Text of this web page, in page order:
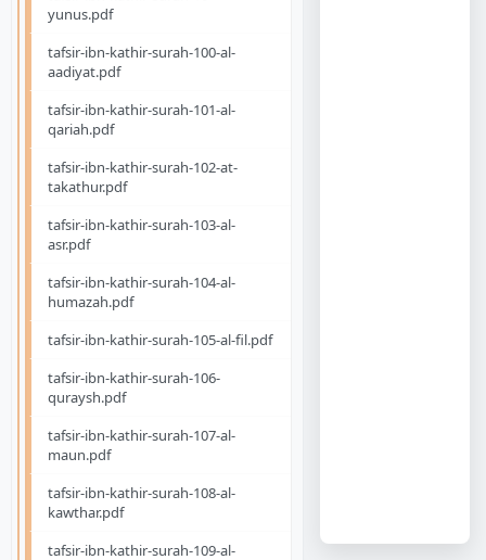
yunus.pdf
tafsir-ibn-kathir-surah-100-al-
aadiyat.pdf
tafsir-ibn-kathir-surah-101-al-
qariah.pdf
tafsir-ibn-kathir-surah-102-at-
takathur.pdf
tafsir-ibn-kathir-surah-103-al-
asr.pdf
tafsir-ibn-kathir-surah-104-al-
humazah.pdf
tafsir-ibn-kathir-surah-105-al-fil.pdf
tafsir-ibn-kathir-surah-106-
quraysh.pdf
tafsir-ibn-kathir-surah-107-al-
maun.pdf
tafsir-ibn-kathir-surah-108-al-
kawthar.pdf
tafsir-ibn-kathir-surah-109-al-